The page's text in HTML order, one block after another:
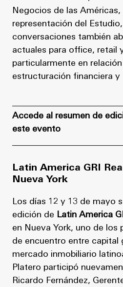
Negocios de las
representación del
conversaciones también
actuales para office, retail
particularmente en
estructuración financiera y
Accede al resumen de
este evento
Latin America GRI
Nueva York
Los días 12 y 13 de mayo
edición de Latin America
en Nueva York, uno de los
de encuentro entre capital
mercado inmobiliario
Platero participó
Ricardo Fernández,